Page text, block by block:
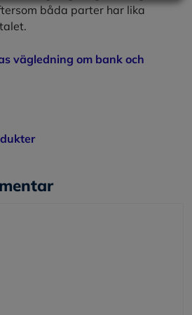
båda parter har lika
vägledning om bank och